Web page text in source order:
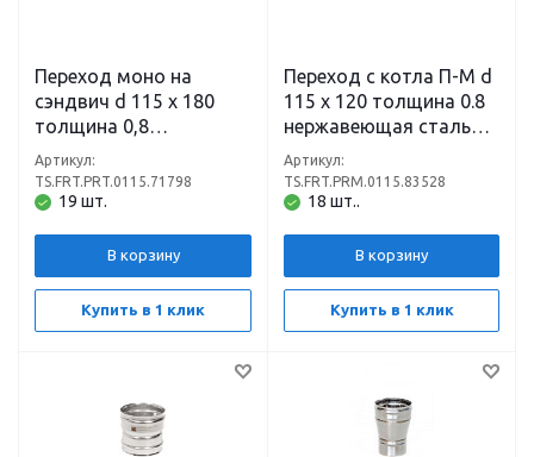
Переход моно на
сэндвич d 115 х 180
толщина 0,8
нержавеющая сталь
(430) х 0,5
нержавеющая сталь
19 шт.
Артикул:
TS.FRT.PRT.0115.71798
В корзину
Купить в 1 клик
Переход с котла П-М d
115 х 120 толщина 0.8
нержавеющая сталь
(430)
18 шт..
Артикул:
TS.FRT.PRM.0115.83528
В корзину
Купить в 1 клик